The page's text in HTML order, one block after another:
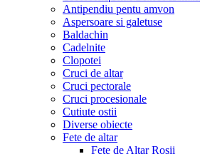
Antipendiu pentu amvon
Aspersoare si galetuse
Baldachin
Cadelnite
Clopotei
Cruci de altar
Cruci pectorale
Cruci procesionale
Cutiute ostii
Diverse obiecte
Fete de altar
Fete de Altar Rosii